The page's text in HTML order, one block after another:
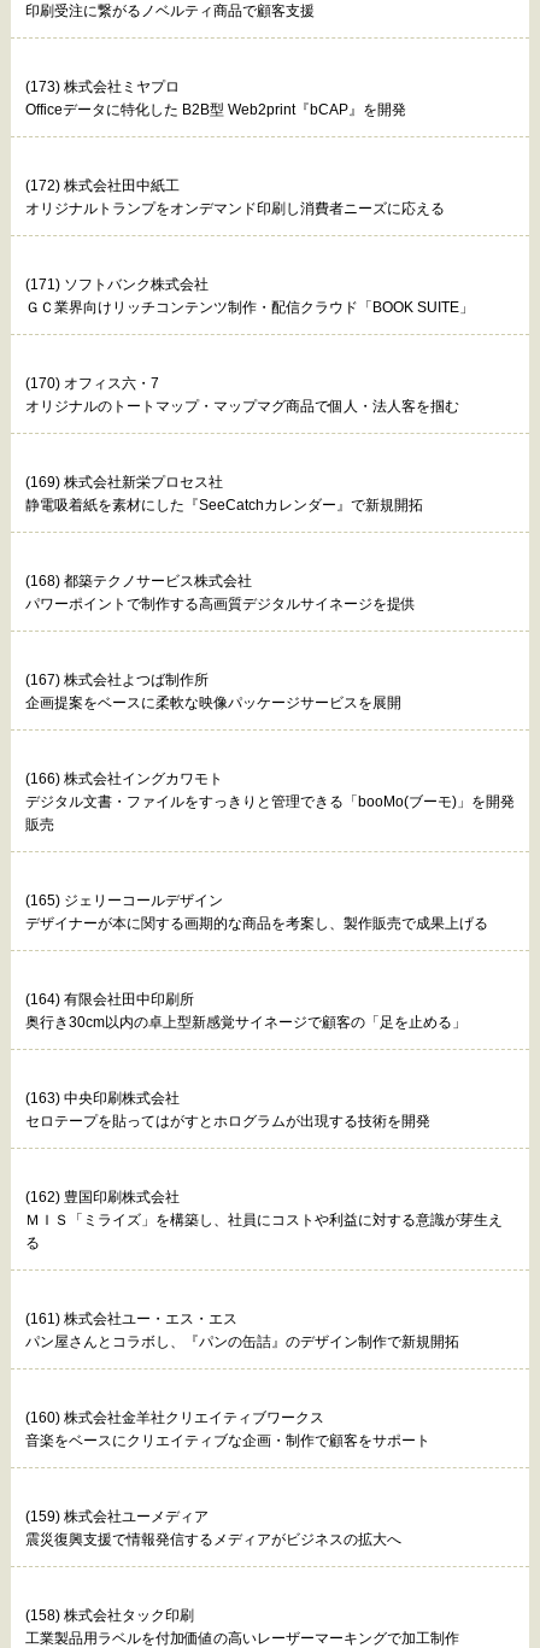
印刷受注に繋がるノベルティ商品で顧客支援
(173) 株式会社ミヤプロ
Officeデータに特化した B2B型 Web2print『bCAP』を開発
(172) 株式会社田中紙工
オリジナルトランプをオンデマンド印刷し消費者ニーズに応える
(171) ソフトバンク株式会社
ＧＣ業界向けリッチコンテンツ制作・配信クラウド「BOOK SUITE」
(170) オフィス六・7
オリジナルのトートマップ・マップマグ商品で個人・法人客を掴む
(169) 株式会社新栄プロセス社
静電吸着紙を素材にした『SeeCatchカレンダー』で新規開拓
(168) 都築テクノサービス株式会社
パワーポイントで制作する高画質デジタルサイネージを提供
(167) 株式会社よつば制作所
企画提案をベースに柔軟な映像パッケージサービスを展開
(166) 株式会社イングカワモト
デジタル文書・ファイルをすっきりと管理できる「booMo(ブーモ)」を開発
販売
(165) ジェリーコールデザイン
デザイナーが本に関する画期的な商品を考案し、製作販売で成果上げる
(164) 有限会社田中印刷所
奥行き30cm以内の卓上型新感覚サイネージで顧客の「足を止める」
(163) 中央印刷株式会社
セロテープを貼ってはがすとホログラムが出現する技術を開発
(162) 豊国印刷株式会社
ＭＩＳ「ミライズ」を構築し、社員にコストや利益に対する意識が芽生え
る
(161) 株式会社ユー・エス・エス
パン屋さんとコラボし、『パンの缶詰』のデザイン制作で新規開拓
(160) 株式会社金羊社クリエイティブワークス
音楽をベースにクリエイティブな企画・制作で顧客をサポート
(159) 株式会社ユーメディア
震災復興支援で情報発信するメディアがビジネスの拡大へ
(158) 株式会社タック印刷
工業製品用ラベルを付加価値の高いレーザーマーキングで加工制作